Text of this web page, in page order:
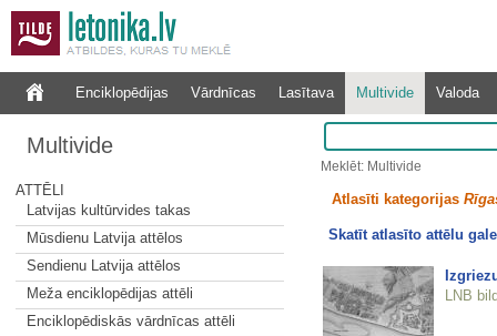
Enciklopēdijas Vārdnīcas Lasītava Multivide Valoda
Multivide
ATTĒLI
Latvijas kultūrvides takas
Mūsdienu Latvija attēlos
Sendienu Latvija attēlos
Meža enciklopēdijas attēli
Enciklopēdiskās vārdnīcas attēli
Meklēt: Multivide
Atlasīti kategorijas
Skatīt atlasīto attēlu
LNB